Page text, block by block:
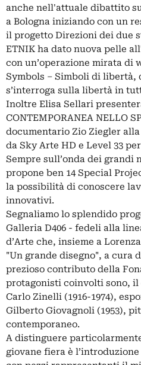
anche nell'attuale dibattito
a Bologna iniziando con un
il progetto Direzioni dei due
ETNIK ha dato nuova pelle
con un’operazione mirata di
Symbols – Simboli di libertà,
s’interroga sulla libertà in
Inoltre Elisa Sellari
CONTEMPORANEA NELLO
documentario Zio Ziegler
da Sky Arte HD e Level 33
Sempre sull’onda dei grandi
propone ben 14 Special
la possibilità di conoscere
innovativi.
Segnaliamo lo splendido
Galleria D406 - fedeli alla
d’Arte che, insieme a
"Un grande disegno", a cura
prezioso contributo della
protagonisti coinvolti sono,
Carlo Zinelli (1916-1974),
Gilberto Giovagnoli (1953),
contemporaneo.
A distinguere
giovane fiera è